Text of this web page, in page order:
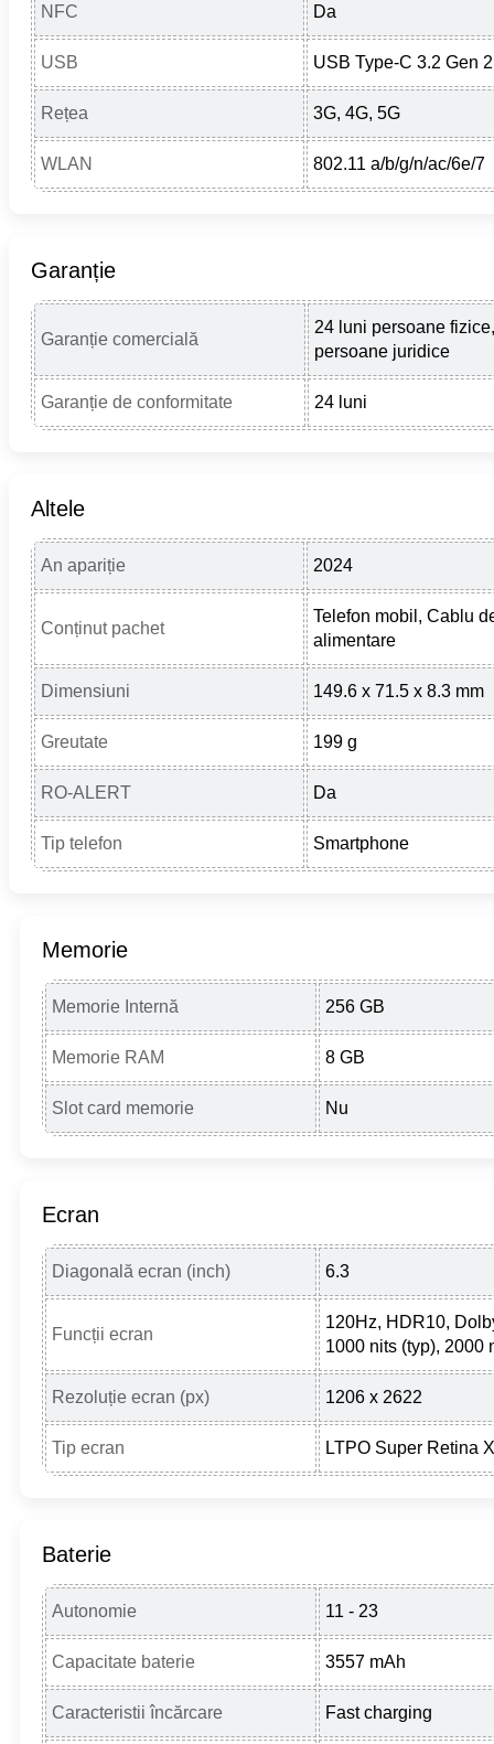
NFC Da
USB USB Type-C 3.2 Gen 2
Rețea 3G, 4G, 5G
WLAN 802.11 a/b/g/n/ac/6e/7
Garanție
Garanție comercială
24 luni persoane
persoane juridice
Garanție de conformitate 24 luni
Altele
An apariție 2024
Conținut pachet
Telefon mobil, Cablu
alimentare
Dimensiuni 149.6 x 71.5 x 8.3 mm
Greutate 199 g
RO-ALERT Da
Tip telefon Smartphone
Memorie
Memorie Internă 256 GB
Memorie RAM 8 GB
Slot card memorie Nu
Ecran
Diagonală ecran (inch) 6.3
Funcții ecran
120Hz, HDR10,
1000 nits (typ), 2000
Rezoluție ecran (px) 1206 x 2622
Tip ecran LTPO Super Retina
Baterie
Autonomie 11 - 23
Capacitate baterie 3557 mAh
Caracteristii încărcare Fast charging